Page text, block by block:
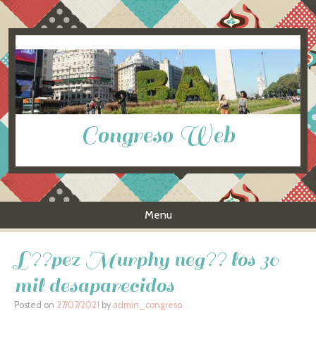
Congreso Web
Menu
L??pez Murphy neg?? los 30
mil desaparecidos
Posted on 27/07/2021 by admin_congreso